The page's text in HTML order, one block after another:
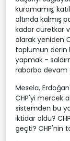
kuramamış,
altında kalmış
kadar cüretkar
alarak yeniden
toplumun derin
yapmak -
rabarba devam
Mesela,
CHP'yi mercek
sistemden bu
iktidar oldu?
geçti? CHP'nin